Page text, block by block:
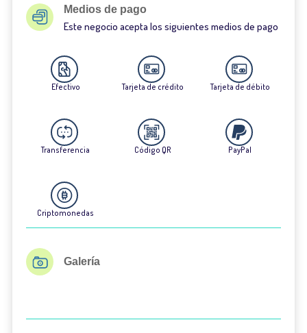
Medios de pago
Este negocio acepta los siguientes medios de pago
Efectivo Tarjeta de crédito Tarjeta de débito
Transferencia Código QR PayPal
Criptomonedas
Galería